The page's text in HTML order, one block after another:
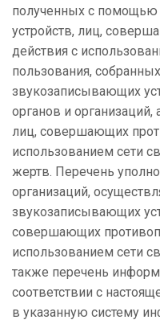
полученных с
устройств, лиц,
действия с
пользования,
звукозаписывающих
органов и
лиц, совершающих
использованием сети
жертв. Перечень
организаций,
звукозаписывающих
совершающих
использованием сети
также перечень
соответствии с
в указанную систему